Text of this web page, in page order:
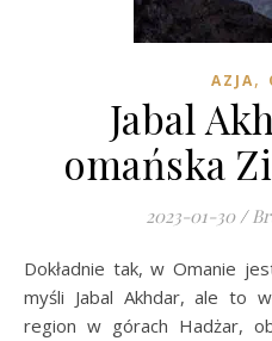
AZJA,
Jabal
omańska
2023-01-30 /
Dokładnie tak, w Omanie jest Zielona Góra 😁. Mamy na
myśli Jabal Akhdar, ale to
region w górach Hadżar,